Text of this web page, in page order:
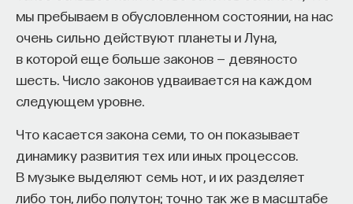
мы пребываем в обусловленном состоянии, на нас
очень сильно действуют планеты и Луна,
в которой еще больше законов — девяносто
шесть. Число законов удваивается на каждом
следующем уровне.
Что касается закона семи, то он показывает
динамику развития тех или иных процессов.
В музыке выделяют семь нот, и их разделяет
либо тон, либо полутон; точно так же в масштабе
Наука сна: как управлять
своим сном
СОХРАНИТЬ КУРС